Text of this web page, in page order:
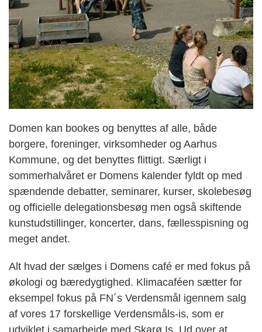
Domen kan bookes og benyttes af alle, både
borgere, foreninger, virksomheder og Aarhus
Kommune, og det benyttes flittigt. Særligt i
sommerhalvåret er Domens kalender fyldt op med
spændende debatter, seminarer, kurser, skolebesøg
og officielle delegationsbesøg men også skiftende
kunstudstillinger, koncerter, dans, fællesspisning og
meget andet.
Alt hvad der sælges i Domens café er med fokus på
økologi og bæredygtighed. Klimacaféen sætter for
eksempel fokus på FN´s Verdensmål igennem salg
af vores 17 forskellige Verdensmåls-is, som er
udviklet i samarbejde med Skarø Is. Ud over at